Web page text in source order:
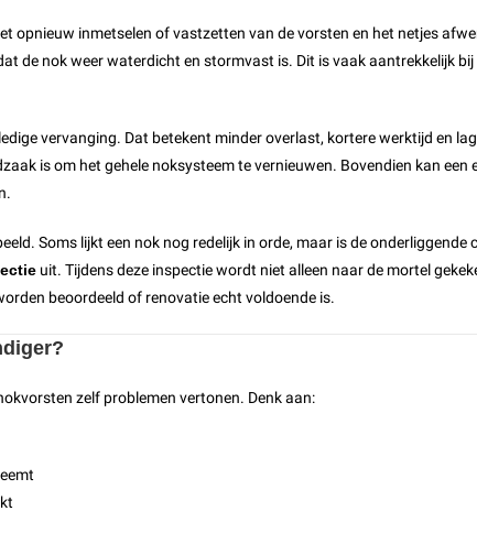
opnieuw inmetselen of vastzetten van de vorsten en het netjes
de nok weer waterdicht en stormvast is. Dit is vaak aantrekkelijk
vervanging. Dat betekent minder overlast, kortere werktijd en
is om het gehele noksysteem te vernieuwen. Bovendien kan
Soms lijkt een nok nog redelijk in orde, maar is de
uit. Tijdens deze inspectie wordt niet alleen naar de mortel
beoordeeld of renovatie echt voldoende is.
zelf problemen vertonen. Denk aan: